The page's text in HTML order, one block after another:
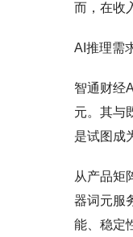
而，在收
AI推理需
智通财经
元。其与
是试图成
从产品矩
器词元服
能、稳定